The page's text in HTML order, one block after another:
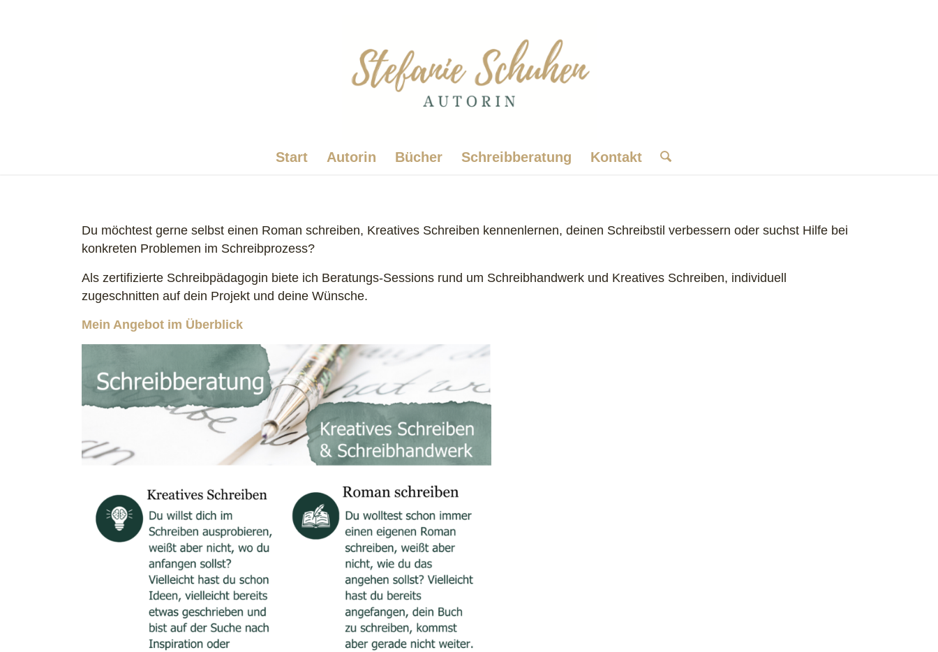
Start Autorin Bücher Schreibberatung Kontakt
Du möchtest gerne selbst einen Roman schreiben, Kreatives Schreiben kennenlernen, deinen Schreibstil verbessern oder suchst Hilfe bei
konkreten Problemen im Schreibprozess?
Als zertifizierte Schreibpädagogin biete ich Beratungs-Sessions rund um Schreibhandwerk und Kreatives Schreiben, individuell
zugeschnitten auf dein Projekt und deine Wünsche.
Mein Angebot im Überblick